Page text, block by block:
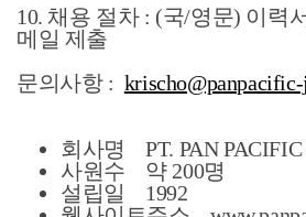
10. 채용 절차 : (국/영문) 이력
메일 제출
문의사항 :
회사명 PT. PAN PACIFIC
사원수 약 200명
설립일 1992